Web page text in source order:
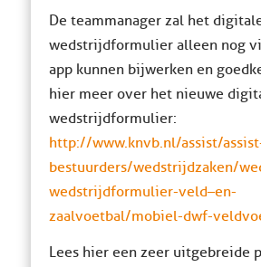
De teammanager zal het
wedstrijdformulier alleen nog
app kunnen bijwerken en
hier meer over het nieuwe
wedstrijdformulier:
http://www.knvb.nl/assist/
bestuurders/wedstrijdzaken/
wedstrijdformulier-veld–en-
zaalvoetbal/mobiel-dwf-
Lees hier een zeer uitgebreide